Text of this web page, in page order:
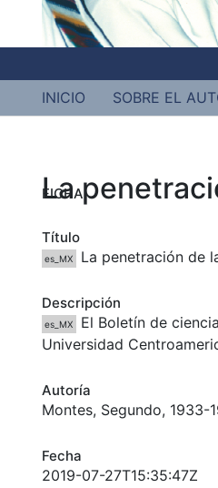
INICIO SOBRE EL
La
FICHA
Título
es_MX La penetración de
Descripción
es_MX
El Boletín de
Universidad
Autoría
Montes, Segundo, 1933-
Fecha
2019-07-27T15:35:47Z